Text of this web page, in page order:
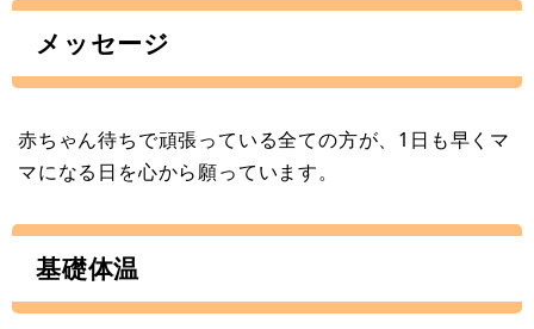
メッセージ
赤ちゃん待ちで頑張っている全ての方が、1日も早くマ
マになる日を心から願っています。
基礎体温